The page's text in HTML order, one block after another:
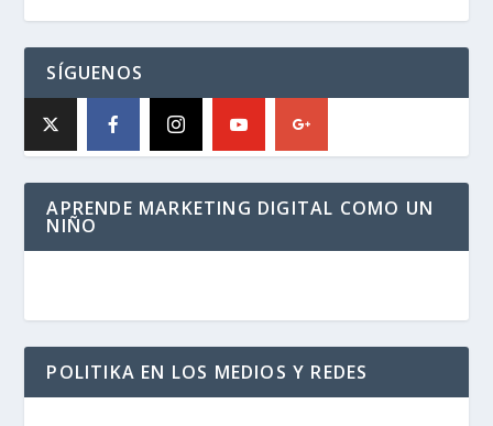
SÍGUENOS
APRENDE MARKETING DIGITAL COMO UN
NIÑO
POLITIKA EN LOS MEDIOS Y REDES